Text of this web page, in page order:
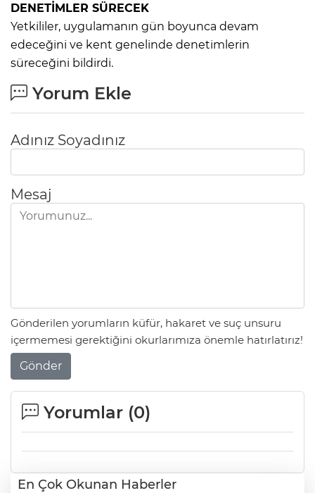
DENETİMLER SÜRECEK
Yetkililer, uygulamanın gün boyunca devam
edeceğini ve kent genelinde denetimlerin
süreceğini bildirdi.
Yorum Ekle
Adınız Soyadınız
Mesaj
Gönderilen yorumların küfür, hakaret ve suç unsuru
içermemesi gerektiğini okurlarımıza önemle hatırlatırız!
Gönder
Yorumlar (0)
En Çok Okunan Haberler